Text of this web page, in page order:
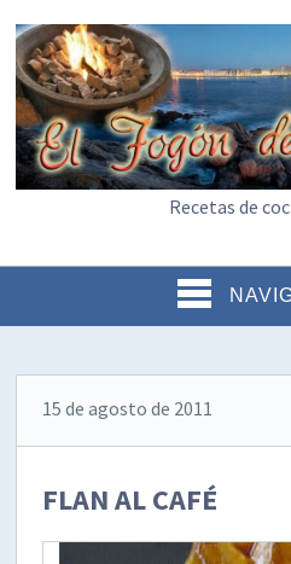
Recetas de
15 de agosto de 2011
FLAN AL CAFÉ